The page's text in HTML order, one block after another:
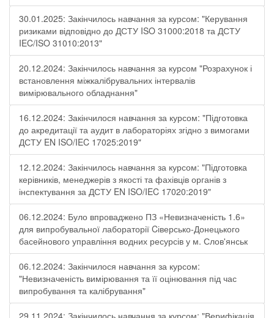
30.01.2025: Закінчилось навчання за курсом: "Керування
ризиками відповідно до ДСТУ ISO 31000:2018 та ДСТУ
IEC/ISO 31010:2013"
20.12.2024: Закінчилось навчання за курсом "Розрахунок і
встановлення міжкалібрувальних інтервалів
вимірювального обладнання"
16.12.2024: Закінчилося навчання за курсом: "Підготовка
до акредитації та аудит в лабораторіях згідно з вимогами
ДСТУ EN ISO/IEC 17025:2019"
12.12.2024: Закінчилось навчання за курсом: "Підготовка
керівників, менеджерів з якості та фахівців органів з
інспектування за ДСТУ EN ISO/IEC 17020:2019"
06.12.2024: Було впроваджено ПЗ «Невизначеність 1.6»
для випробувальної лабораторії Cіверсько-Донецького
басейнового управління водних ресурсів у м. Слов'янськ
06.12.2024: Закінчилося навчання за курсом:
"Невизначеність вимірювання та її оцінювання під час
випробування та калібрування"
29.11.2024: Закінчилось навчання за курсом: "Верифікація